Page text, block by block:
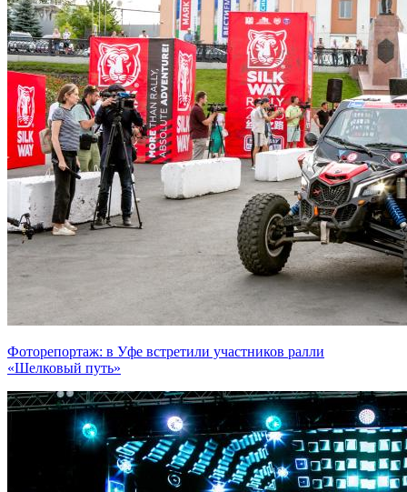
Фоторепортаж: в Уфе встретили участников ралли
«Шелковый путь»